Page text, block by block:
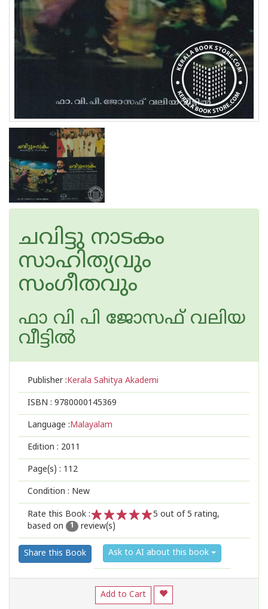
ചവിട്ടു നാടകം
സാഹിത്യവും
സംഗീതവും
ഫാ വി പി ജോസഫ് വലിയ
വീട്ടില്‍
Publisher :Kerala Sahitya Akademi
ISBN : 9780000145369
Language :Malayalam
Edition : 2011
Page(s) : 112
Condition : New
Rate this Book :
2
1
5 out of 5 rating,
based on
1 review(s)
Share this Book Ask to AI about this book
Add to Cart